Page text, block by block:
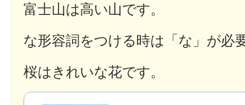
富士山は高い山です。
な形容詞をつける時は「な」が必
桜はきれいな花です。